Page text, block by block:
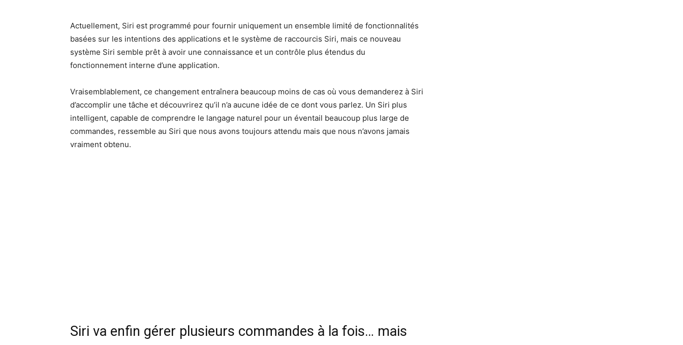
Actuellement, Siri est programmé pour fournir uniquement un ensemble limité de fonctionnalités
basées sur les intentions des applications et le système de raccourcis Siri, mais ce nouveau
système Siri semble prêt à avoir une connaissance et un contrôle plus étendus du
fonctionnement interne d’une application.
Vraisemblablement, ce changement entraînera beaucoup moins de cas où vous demanderez à Siri
d’accomplir une tâche et découvrirez qu’il n’a aucune idée de ce dont vous parlez. Un Siri plus
intelligent, capable de comprendre le langage naturel pour un éventail beaucoup plus large de
commandes, ressemble au Siri que nous avons toujours attendu mais que nous n’avons jamais
vraiment obtenu.
Siri va enfin gérer plusieurs commandes à la fois… mais